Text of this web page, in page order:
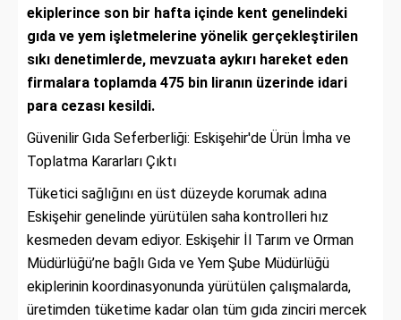
ekiplerince son bir hafta içinde kent genelindeki
gıda ve yem işletmelerine yönelik gerçekleştirilen
sıkı denetimlerde, mevzuata aykırı hareket eden
firmalara toplamda 475 bin liranın üzerinde idari
para cezası kesildi.
Güvenilir Gıda Seferberliği: Eskişehir'de Ürün İmha ve
Toplatma Kararları Çıktı
Tüketici sağlığını en üst düzeyde korumak adına
Eskişehir genelinde yürütülen saha kontrolleri hız
kesmeden devam ediyor. Eskişehir İl Tarım ve Orman
Müdürlüğü’ne bağlı Gıda ve Yem Şube Müdürlüğü
ekiplerinin koordinasyonunda yürütülen çalışmalarda,
üretimden tüketime kadar olan tüm gıda zinciri mercek